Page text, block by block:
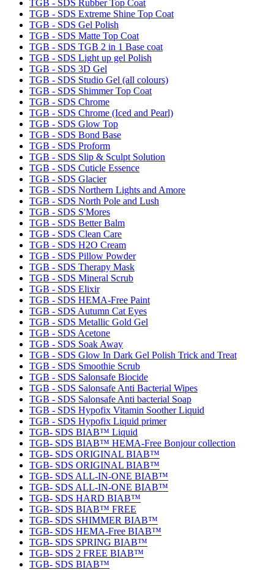
TGB - SDS Rubber Top Coat
TGB - SDS Extreme Shine Top Coat
TGB - SDS Gel Polish
TGB - SDS Matte Top Coat
TGB - SDS TGB 2 in 1 Base coat
TGB - SDS Light up gel Polish
TGB - SDS 3D Gel
TGB - SDS Studio Gel (all colours)
TGB - SDS Shimmer Top Coat
TGB - SDS Chrome
TGB - SDS Chrome (Iced and Pearl)
TGB - SDS Glow Top
TGB - SDS Bond Base
TGB - SDS Proform
TGB - SDS Slip & Sculpt Solution
TGB - SDS Cuticle Essence
TGB - SDS Glacier
TGB - SDS Northern Lights and Amore
TGB - SDS North Pole and Lush
TGB - SDS S'Mores
TGB - SDS Better Balm
TGB - SDS Clean Care
TGB - SDS H2O Cream
TGB - SDS Pillow Powder
TGB - SDS Therapy Mask
TGB - SDS Mineral Scrub
TGB - SDS Elixir
TGB - SDS HEMA-Free Paint
TGB - SDS Autumn Cat Eyes
TGB - SDS Metallic Gold Gel
TGB - SDS Acetone
TGB - SDS Soak Away
TGB - SDS Glow In Dark Gel Polish Trick and Treat
TGB - SDS Smoothie Scrub
TGB - SDS Salonsafe Biocide
TGB - SDS Salonsafe Anti Bacterial Wipes
TGB - SDS Salonsafe Anti bacterial Soap
TGB - SDS Hypofix Vitamin Soother Liquid
TGB - SDS Hypofix Liquid primer
TGB- SDS BIAB™ Liquid
TGB- SDS BIAB™ HEMA-Free Bonjour collection
TGB- SDS ORIGINAL BIAB™
TGB- SDS ORIGINAL BIAB™
TGB- SDS ALL-IN-ONE BIAB™
TGB- SDS ALL-IN-ONE BIAB™
TGB- SDS HARD BIAB™
TGB- SDS BIAB™ FREE
TGB- SDS SHIMMER BIAB™
TGB- SDS HEMA-Free BIAB™
TGB- SDS SPRING BIAB™
TGB- SDS 2 FREE BIAB™
TGB- SDS BIAB™